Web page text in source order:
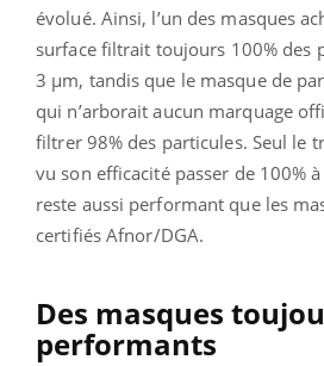
évolué. Ainsi, l’un des masques
surface filtrait toujours 100% des
3 µm, tandis que le masque de
qui n’arborait aucun marquage
filtrer 98% des particules. Seul le
vu son efficacité passer de 100%
reste aussi performant que les
certifiés Afnor/DGA.
Des masques
performants